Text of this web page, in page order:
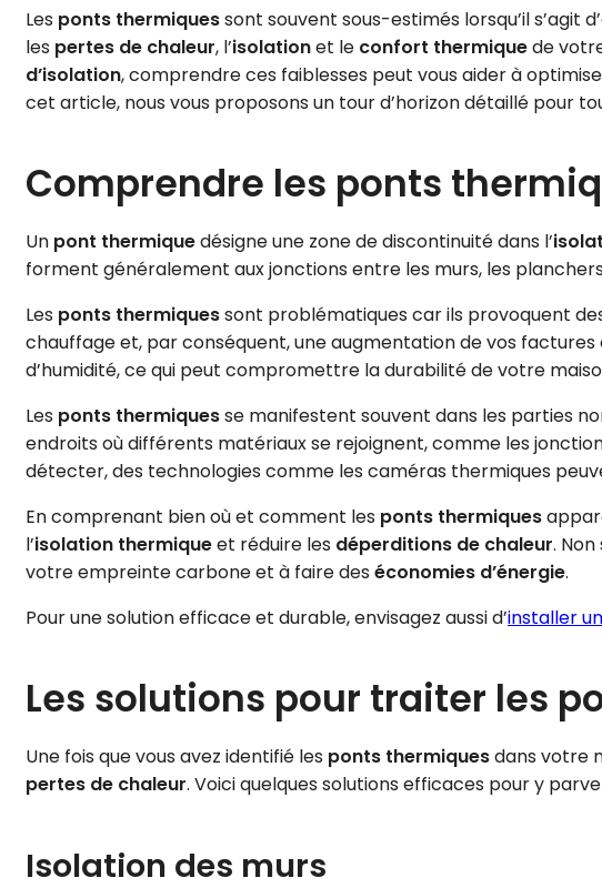
Les ponts thermiquessont souvent sous-estimés lorsqu’il s’agit
les pertes de chaleur, l’isolationet le confort thermiquede
d’isolation, comprendre ces faiblesses peut vous aider à
cet article, nous vous proposons un tour d’horizon détaillé
Comprendre les ponts
Un pont thermiquedésigne une zone de discontinuité dans l’
forment généralement aux jonctions entre les murs, les
Les ponts thermiquessont problématiques car ils provoquent
chauffage et, par conséquent, une augmentation de vos
d’humidité, ce qui peut compromettre la durabilité de votre
Les ponts thermiquesse manifestent souvent dans les parties
endroits où différents matériaux se rejoignent, comme les
détecter, des technologies comme les caméras thermiques
En comprenant bien où et comment les ponts thermiques
l’isolation thermiqueet réduire les déperditions de chaleur.
votre empreinte carbone et à faire des économies d’énergie.
Pour une solution efficace et durable, envisagez aussi d’installer
Les solutions pour traiter les
Une fois que vous avez identifié les ponts thermiquesdans votre
pertes de chaleur. Voici quelques solutions efficaces pour y
Isolation des murs